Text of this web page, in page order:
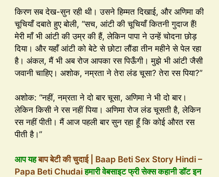
किरण सब देख-सुन रही थी। उसने हिम्मत दिखाई, और अणिमा की
चूचियाँ दबाते हुए बोली, “सच, आंटी की चूचियाँ कितनी गुदाज हैं!
मेरी माँ भी आंटी की उम्र की हैं, लेकिन पापा ने उन्हें चोदना छोड़
दिया। और यहाँ आंटी को बेटे से छोटा लौंडा तीन महीने से पेल रहा
है। अंकल, मैं भी अब रोज आपका रस पिऊँगी। मुझे भी आंटी जैसी
जवानी चाहिए। अशोक, नम्रता ने तेरा लंड चूसा? तेरा रस पिया?”
अशोक: “नहीं, नम्रता ने दो बार चूसा, अणिमा ने भी दो बार।
लेकिन किसी ने रस नहीं पिया। अणिमा रोज लंड चूसती है, लेकिन
रस नहीं पीती। मैं आज पहली बार सुन रहा हूँ कि कोई औरत रस
पीती है।”
आप यहबाप बेटी की चुदाई | Baap Beti Sex Story Hindi –
Papa Beti Chudaiहमारी वेबसाइट फ्री सेक्स कहानी डॉट इन